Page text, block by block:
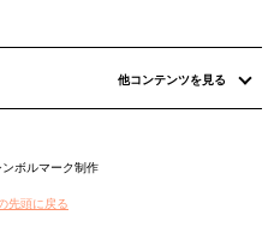
他コンテンツを見る
ンボルマーク制作
先頭に戻る